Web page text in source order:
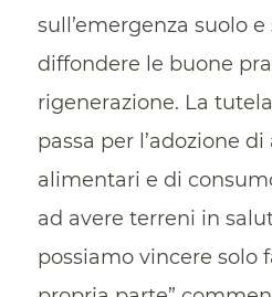
sull’emergenza suolo
diffondere le buone
rigenerazione. La
passa per l’adozione
alimentari e di
ad avere terreni in
possiamo vincere solo